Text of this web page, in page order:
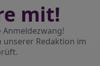
mit!
Redaktion im